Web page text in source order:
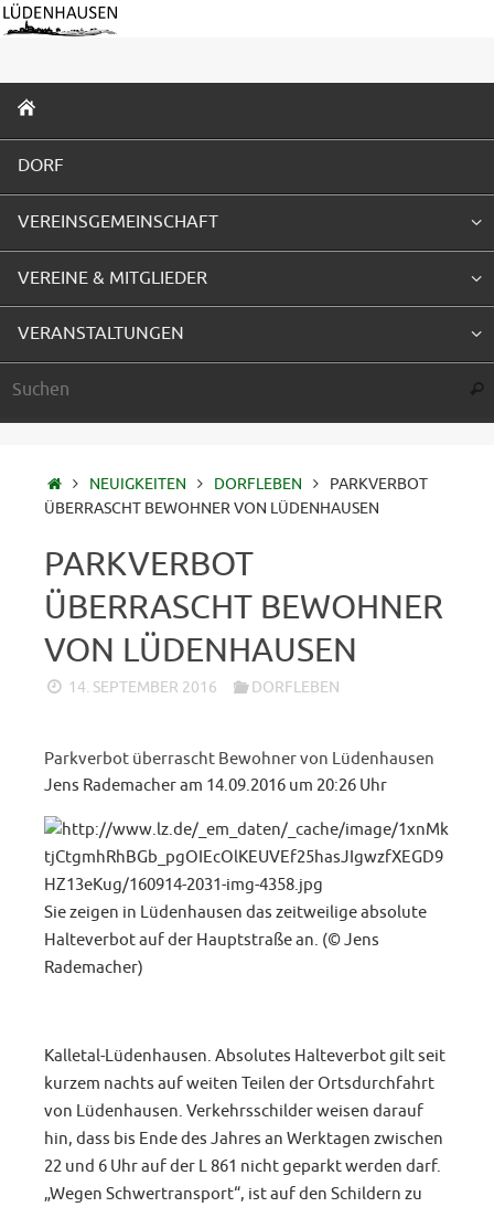
Zum
Inhalt
INHALT
SPRINGEN
DORF
VEREINSGEMEINSCHAFT
VEREINE & MITGLIEDER
VERANSTALTUNGEN
STARTSEITE
NEUIGKEITEN DORFLEBEN
PARKVERBOT
ÜBERRASCHT BEWOHNER VON LÜDENHAUSEN
PARKVERBOT
ÜBERRASCHT BEWOHNER
VON LÜDENHAUSEN
14. SEPTEMBER 2016 DORFLEBEN
Parkverbot überrascht Bewohner von Lüdenhausen
Jens Rademacher am 14.09.2016 um 20:26 Uhr
Sie zeigen in Lüdenhausen das zeitweilige absolute
Halteverbot auf der Hauptstraße an. (© Jens
Rademacher)
Kalletal-Lüdenhausen. Absolutes Halteverbot gilt seit
kurzem nachts auf weiten Teilen der Ortsdurchfahrt
von Lüdenhausen. Verkehrsschilder weisen darauf
hin, dass bis Ende des Jahres an Werktagen zwischen
22 und 6 Uhr auf der L 861 nicht geparkt werden darf.
„Wegen Schwertransport“, ist auf den Schildern zu